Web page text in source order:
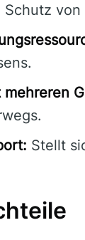
Schutz
Stellt